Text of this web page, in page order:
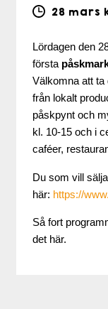
28 mars
Lördagen den
första
Välkomna att ta
från lokalt
påskpynt och
kl. 10-15 och i
caféer,
Du som vill
här: https://
Så fort
det här.